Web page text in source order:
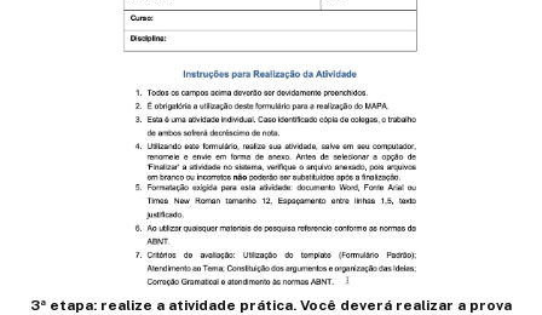
3ª etapa: realize a atividade prática. Você deverá realizar a prova